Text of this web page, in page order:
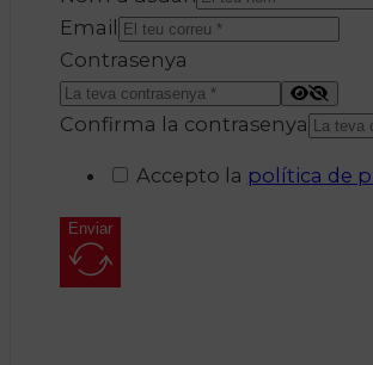
Email
Contrasenya
Confirma la contrasenya
Accepto la política de
Enviar